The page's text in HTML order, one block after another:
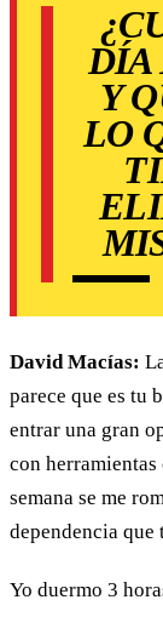
DÍA
Y
LO
David Macías:
parece que es tu
entrar una gran
con
semana se me
dependencia
Yo duermo 3